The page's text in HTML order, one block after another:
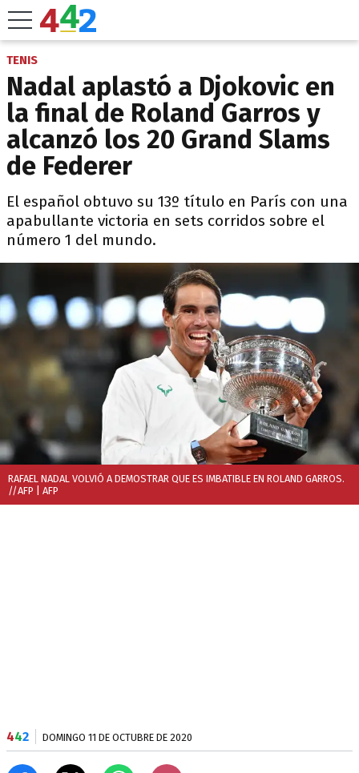
TENIS
Nadal aplastó a Djokovic en
la final de Roland Garros y
alcanzó los 20 Grand Slams
de Federer
El español obtuvo su 13º título en París con una
apabullante victoria en sets corridos sobre el
número 1 del mundo.
RAFAEL NADAL VOLVIÓ A DEMOSTRAR QUE ES IMBATIBLE EN ROLAND GARROS.
//AFP | AFP
442 DOMINGO 11 DE OCTUBRE DE 2020